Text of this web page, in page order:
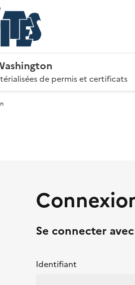
de permis et certificats
Se connecter
Identifiant